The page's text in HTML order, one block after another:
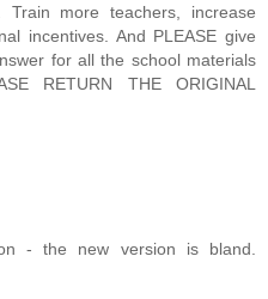
Train more teachers, increase
incentives. And PLEASE give
for all the school materials
RETURN THE ORIGINAL
- the new version is bland.